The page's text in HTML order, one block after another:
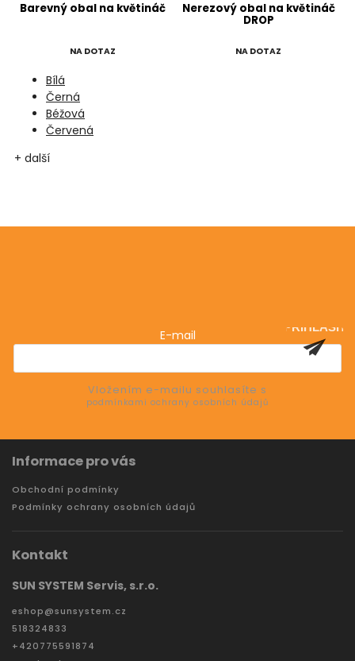
Barevný obal na květináč
NA DOTAZ
Bílá
Černá
Béžová
Červená
+ další
Nerezový obal na květináč
DROP
NA DOTAZ
E-mail
Vložením e-mailu souhlasíte s
podmínkami ochrany osobních údajů
PŘIHLÁSIT
Informace pro vás
Obchodní podmínky
Podmínky ochrany osobních údajů
Kontakt
SUN SYSTEM Servis, s.r.o.
eshop@sunsystem.cz
518324833
+420775591874